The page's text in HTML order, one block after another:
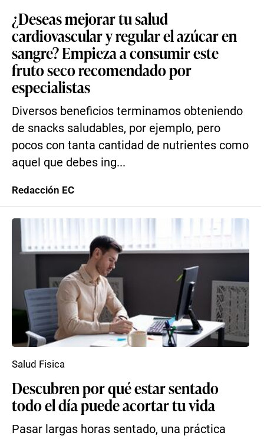
¿Deseas mejorar tu salud
cardiovascular y regular el azúcar en
sangre? Empieza a consumir este
fruto seco recomendado por
especialistas
Diversos beneficios terminamos obteniendo
de snacks saludables, por ejemplo, pero
pocos con tanta cantidad de nutrientes como
aquel que debes ing...
Redacción EC
Descubren por qué estar sentado
todo el día puede acortar tu vida
Pasar largas horas sentado, una práctica
Salud Fisica